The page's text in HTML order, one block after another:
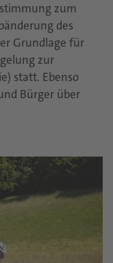
zum
des
Grundlage für
zur
statt. Ebenso
Bürger über